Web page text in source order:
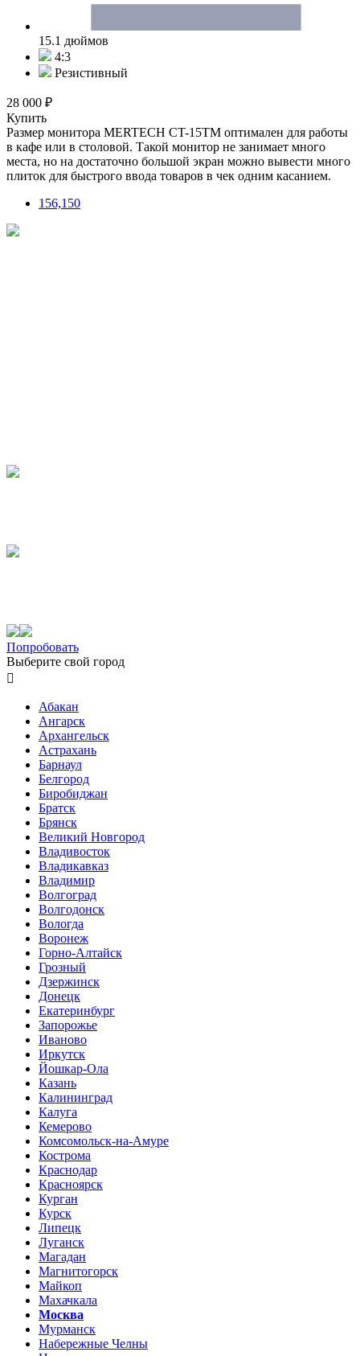
15.1 дюймов
4:3
Резистивный
28 000 ₽
Купить
Размер монитора MERTECH CT-15ТM оптимален для работы
в кафе или в столовой. Такой монитор не занимает много
места, но на достаточно большой экран можно вывести много
плиток для быстрого ввода товаров в чек одним касанием.
156,150
Попробовать
Выберите свой город

Абакан
Ангарск
Архангельск
Астрахань
Барнаул
Белгород
Биробиджан
Братск
Брянск
Великий Новгород
Владивосток
Владикавказ
Владимир
Волгоград
Волгодонск
Вологда
Воронеж
Горно-Алтайск
Грозный
Дзержинск
Донецк
Екатеринбург
Запорожье
Иваново
Иркутск
Йошкар-Ола
Казань
Калининград
Калуга
Кемерово
Комсомольск-на-Амуре
Кострома
Краснодар
Красноярск
Курган
Курск
Липецк
Луганск
Магадан
Магнитогорск
Майкоп
Махачкала
Москва
Мурманск
Набережные Челны